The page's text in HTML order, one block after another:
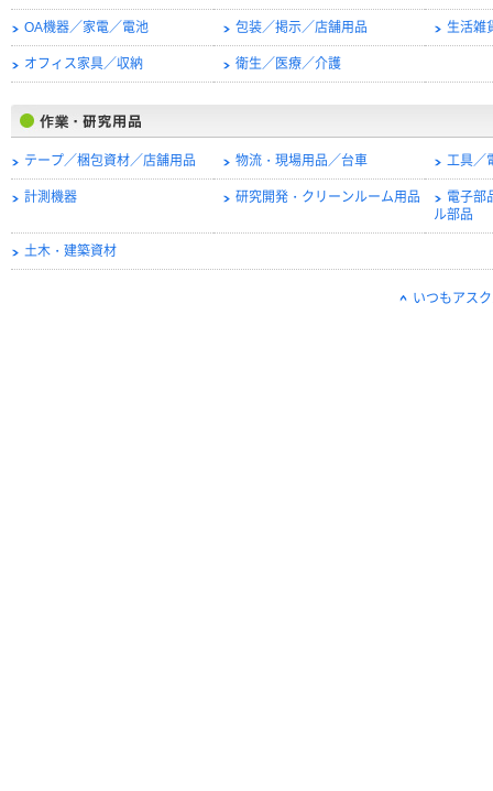
OA機器／家電／電池 包装／掲示／店舗用品 生活雑
オフィス家具／収納 衛生／医療／介護
テープ／梱包資材／店舗用品 物流・現場用品／台車 工具／
計測機器 研究開発・クリーンルーム用品
電子部
ル部品
土木・建築資材
いつもアス